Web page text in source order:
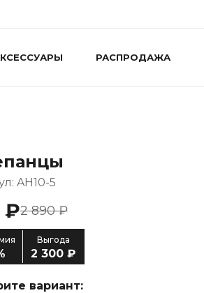
РАСПРОДАЖА
AH10-5
₽2 890 ₽
Выгода
2 300 ₽
вариант: